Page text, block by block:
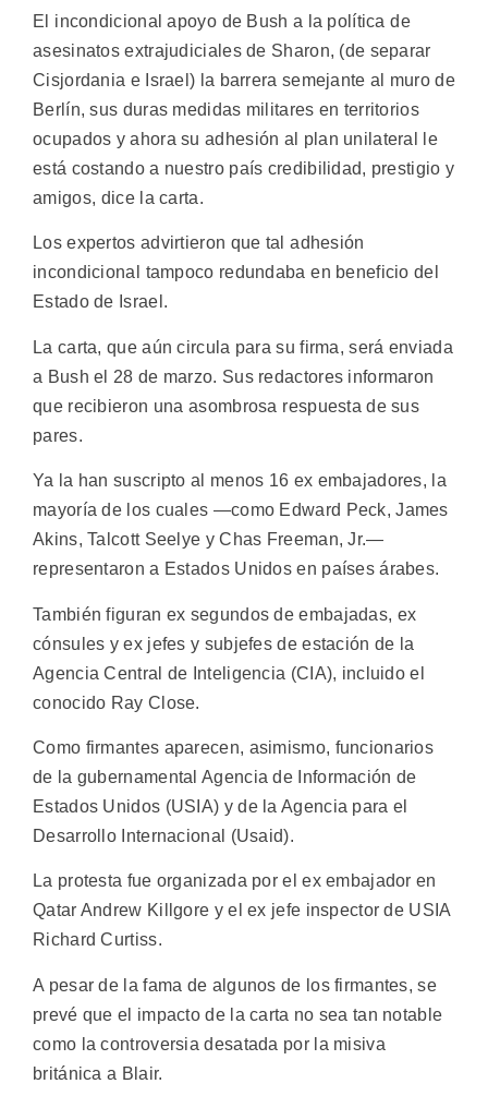
El incondicional apoyo de Bush a la política de
asesinatos extrajudiciales de Sharon, (de separar
Cisjordania e Israel) la barrera semejante al muro de
Berlín, sus duras medidas militares en territorios
ocupados y ahora su adhesión al plan unilateral le
está costando a nuestro país credibilidad, prestigio y
amigos, dice la carta.
Los expertos advirtieron que tal adhesión
incondicional tampoco redundaba en beneficio del
Estado de Israel.
La carta, que aún circula para su firma, será enviada
a Bush el 28 de marzo. Sus redactores informaron
que recibieron una asombrosa respuesta de sus
pares.
Ya la han suscripto al menos 16 ex embajadores, la
mayoría de los cuales —como Edward Peck, James
Akins, Talcott Seelye y Chas Freeman, Jr.—
representaron a Estados Unidos en países árabes.
También figuran ex segundos de embajadas, ex
cónsules y ex jefes y subjefes de estación de la
Agencia Central de Inteligencia (CIA), incluido el
conocido Ray Close.
Como firmantes aparecen, asimismo, funcionarios
de la gubernamental Agencia de Información de
Estados Unidos (USIA) y de la Agencia para el
Desarrollo Internacional (Usaid).
La protesta fue organizada por el ex embajador en
Qatar Andrew Killgore y el ex jefe inspector de USIA
Richard Curtiss.
A pesar de la fama de algunos de los firmantes, se
prevé que el impacto de la carta no sea tan notable
como la controversia desatada por la misiva
británica a Blair.